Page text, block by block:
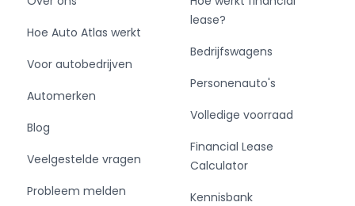
leasemaatschappijen.
Wij begrijpen als geen ander dat een
bedrijfswagen aanschaffen een hele uitgave is
en soms niet gelegen komt.
Wij kunnen met u meedenken in passende
financieringsmogelijkheden.
Dus bent u opzoek naar uw bedrijfswagen dan
bent u bij Van der Wal Vans V.O.F. aan het juiste
adres!
Hoe Auto Atlas werkt
Voor autobedrijven
Automerken
Blog
Veelgestelde vragen
Probleem melden
lease?
Bedrijfswagens
Personenauto's
Volledige voorraad
Financial Lease
Calculator
Kennisbank